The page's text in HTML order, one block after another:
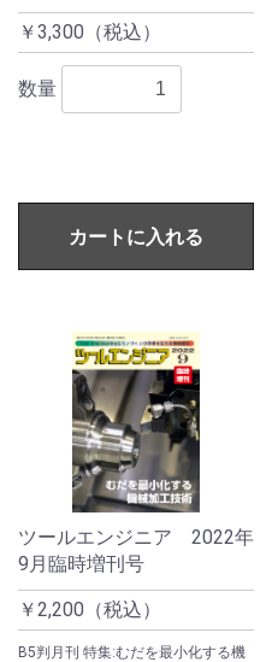
￥3,300（税込）
数量
カートに入れる
ツールエンジニア 2022年
9月臨時増刊号
￥2,200（税込）
B5判月刊 特集:むだを最小化する機